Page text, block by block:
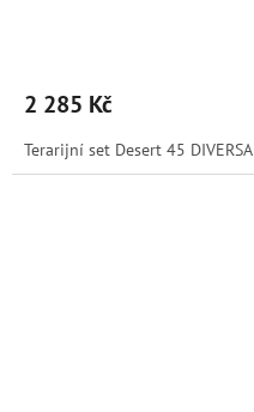
2 285 Kč
Terarijní set Desert 45 DIVERSA